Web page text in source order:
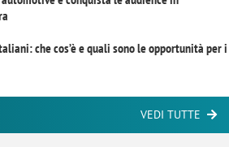
che cos’è e quali sono le opportunità per i
VEDI TUTTE